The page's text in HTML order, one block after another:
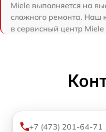
Miele выполняется на
сложного ремонта. Наш
в сервисный центр Miele
+7 (473) 201-64-71